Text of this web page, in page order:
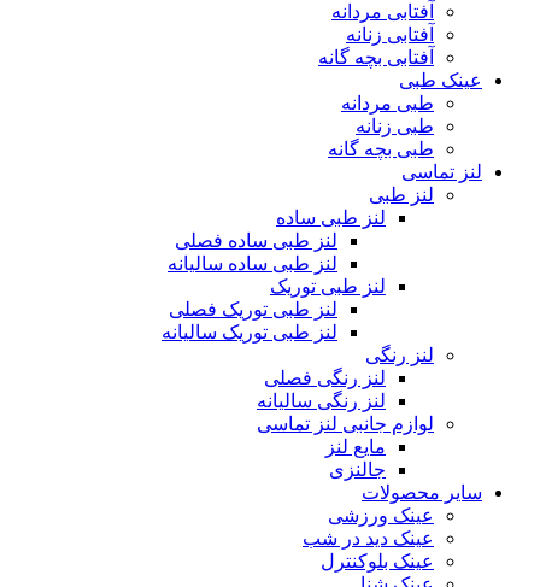
آفتابی مردانه
آفتابی زنانه
آفتابی بچه گانه
عینک طبی
طبی مردانه
طبی زنانه
طبی بچه گانه
لنز تماسی
لنز طبی
لنز طبی ساده
لنز طبی ساده فصلی
لنز طبی ساده سالیانه
لنز طبی توریک
لنز طبی توریک فصلی
لنز طبی توریک سالیانه
لنز رنگی
لنز رنگی فصلی
لنز رنگی سالیانه
لوازم جانبی لنز تماسی
مایع لنز
جالنزی
سایر محصولات
عینک ورزشی
عینک دید در شب
عینک بلوکنترل